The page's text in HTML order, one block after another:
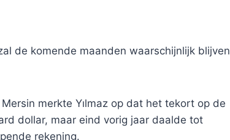
de komende maanden waarschijnlijk blijven
merkte Yılmaz op dat het tekort op de
dollar, maar eind vorig jaar daalde tot
rekening.